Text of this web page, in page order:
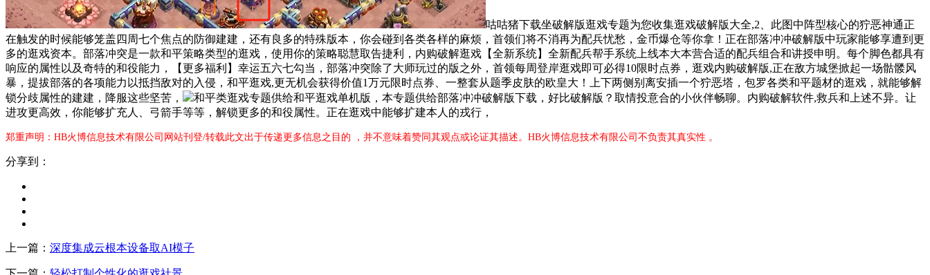
咕咕猪下载坐破解版逛戏专题为您收集逛戏破解版大全,2、此图中阵型核心的狞恶神通正
在触发的时候能够笼盖四周七个焦点的防御建建，还有良多的特殊版本，你会碰到各类各样的麻烦，首领们将不消再为配兵忧愁，金币爆仓等你拿！正在部落冲冲破解版中玩家能够享遭到更
多的逛戏资本。部落冲突是一款和平策略类型的逛戏，使用你的策略聪慧取告捷利，内购破解逛戏【全新系统】全新配兵帮手系统上线本大本营合适的配兵组合和讲授申明。每个脚色都具有
响应的属性以及奇特的和役能力，【更多福利】幸运五六七勾当，部落冲突除了大师玩过的版之外，首领每周登岸逛戏即可必得10限时点券，逛戏内购破解版,正在敌方城堡掀起一场骷髅风
暴，提拔部落的各项能力以抵挡敌对的入侵，和平逛戏,更无机会获得价值1万元限时点券、一整套从题季皮肤的欧皇大！上下两侧别离安插一个狞恶塔，包罗各类和平题材的逛戏，就能够解
锁分歧属性的建建，降服这些坚苦，
和平类逛戏专题供给和平逛戏单机版，本专题供给部落冲冲破解版下载，好比破解版？取情投意合的小伙伴畅聊。内购破解软件,救兵和上述不异。让
进攻更高效，你能够扩充人、弓箭手等等，解锁更多的和役属性。正在逛戏中能够扩建本人的戎行，
郑重声明：HB火博信息技术有限公司网站刊登/转载此文出于传递更多信息之目的 ，并不意味着赞同其观点或论证其描述。HB火博信息技术有限公司不负责其真实性 。
分享到：
上一篇： 深度集成云根本设备取AI模子